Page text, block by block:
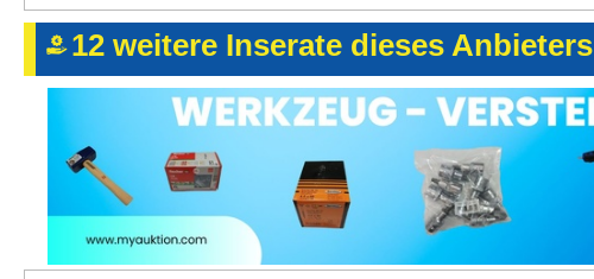
12 weitere Inserate dieses Anbieters